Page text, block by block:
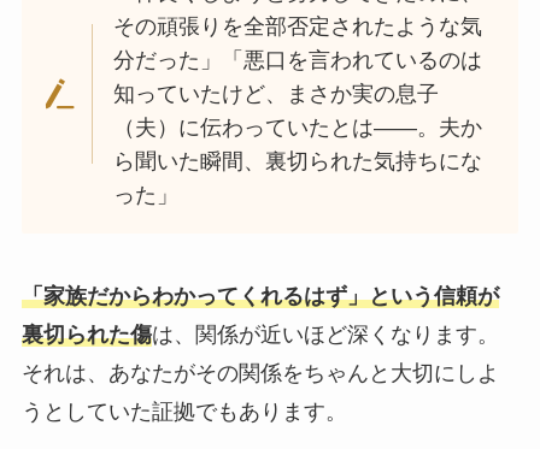
その頑張りを全部否定されたような気
分だった」「悪口を言われているのは
知っていたけど、まさか実の息子
（夫）に伝わっていたとは——。夫か
ら聞いた瞬間、裏切られた気持ちにな
った」
「家族だからわかってくれるはず」という信頼が
裏切られた傷は、関係が近いほど深くなります。
それは、あなたがその関係をちゃんと大切にしよ
うとしていた証拠でもあります。